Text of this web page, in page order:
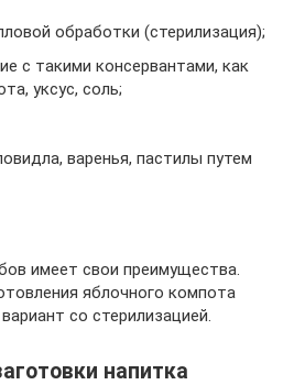
обработки (стерилизация);
с такими консервантами, как
уксус, соль;
варенья, пастилы путем
имеет свои преимущества.
яблочного компота
со стерилизацией.
напитка